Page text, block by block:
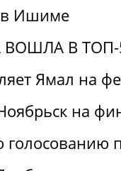
в Ишиме
В ТОП-
Ямал на
на
голосованию